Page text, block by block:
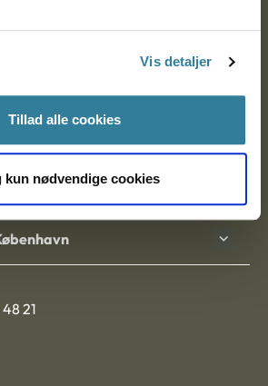
Vis detaljer
Tillad alle cookies
kun nødvendige cookies
21